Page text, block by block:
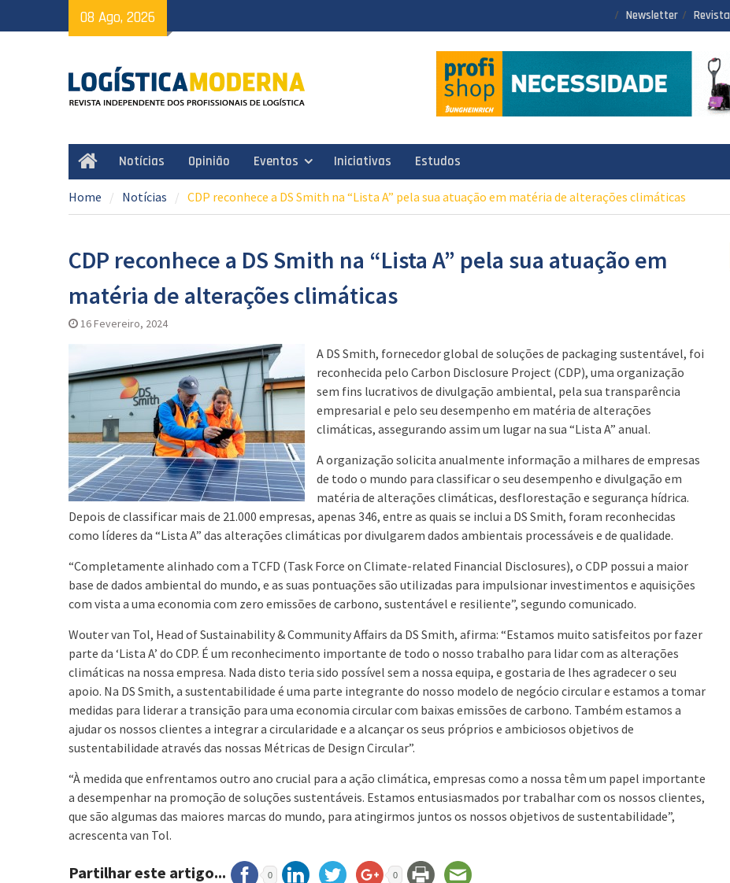
to
08 Ago, 2026 Newsletter Revista
HomeNotícias Opinião Eventos Iniciativas Estudos
Home Notícias CDP reconhece a DS Smith na “Lista A” pela sua atuação em matéria de alterações climáticas
CDP reconhece a DS Smith na “Lista A” pela sua atuação em
matéria de alterações climáticas
16 Fevereiro, 2024
A DS Smith, fornecedor global de soluções de packaging sustentável, foi
reconhecida pelo Carbon Disclosure Project (CDP), uma organização
sem fins lucrativos de divulgação ambiental, pela sua transparência
empresarial e pelo seu desempenho em matéria de alterações
climáticas, assegurando assim um lugar na sua “Lista A” anual.
A organização solicita anualmente informação a milhares de empresas
de todo o mundo para classificar o seu desempenho e divulgação em
matéria de alterações climáticas, desflorestação e segurança hídrica.
Depois de classificar mais de 21.000 empresas, apenas 346, entre as quais se inclui a DS Smith, foram reconhecidas
como líderes da “Lista A” das alterações climáticas por divulgarem dados ambientais processáveis e de qualidade.
“Completamente alinhado com a TCFD (Task Force on Climate-related Financial Disclosures), o CDP possui a maior
base de dados ambiental do mundo, e as suas pontuações são utilizadas para impulsionar investimentos e aquisições
com vista a uma economia com zero emissões de carbono, sustentável e resiliente”, segundo comunicado.
Wouter van Tol, Head of Sustainability & Community Affairs da DS Smith, afirma: “Estamos muito satisfeitos por fazer
parte da ‘Lista A’ do CDP. É um reconhecimento importante de todo o nosso trabalho para lidar com as alterações
climáticas na nossa empresa. Nada disto teria sido possível sem a nossa equipa, e gostaria de lhes agradecer o seu
apoio. Na DS Smith, a sustentabilidade é uma parte integrante do nosso modelo de negócio circular e estamos a tomar
medidas para liderar a transição para uma economia circular com baixas emissões de carbono. Também estamos a
ajudar os nossos clientes a integrar a circularidade e a alcançar os seus próprios e ambiciosos objetivos de
sustentabilidade através das nossas Métricas de Design Circular”.
“À medida que enfrentamos outro ano crucial para a ação climática, empresas como a nossa têm um papel importante
a desempenhar na promoção de soluções sustentáveis. Estamos entusiasmados por trabalhar com os nossos clientes,
que são algumas das maiores marcas do mundo, para atingirmos juntos os nossos objetivos de sustentabilidade”,
acrescenta van Tol.
Partilhar este artigo... 0 0